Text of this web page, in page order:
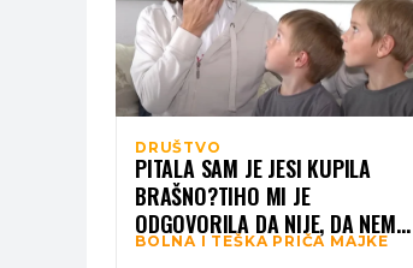
DRUŠTVO
PITALA SAM JE JESI KUPILA
BRAŠNO?TIHO MI JE
ODGOVORILA DA NIJE, DA NEMA.
U TOJ JEDNOJ REČENICI STALO JE
BOLNA I TEŠKA PRIČA MAJKE